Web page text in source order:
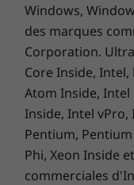
Un ordinateur
connectés, cela
pas le cas avec
possède un
intégré dans le
pour travailler
Et amplement
Windows,
des marques
Corporation.
Core Inside,
Atom Inside,
Inside, Intel
Pentium,
Phi, Xeon Inside
commerciales